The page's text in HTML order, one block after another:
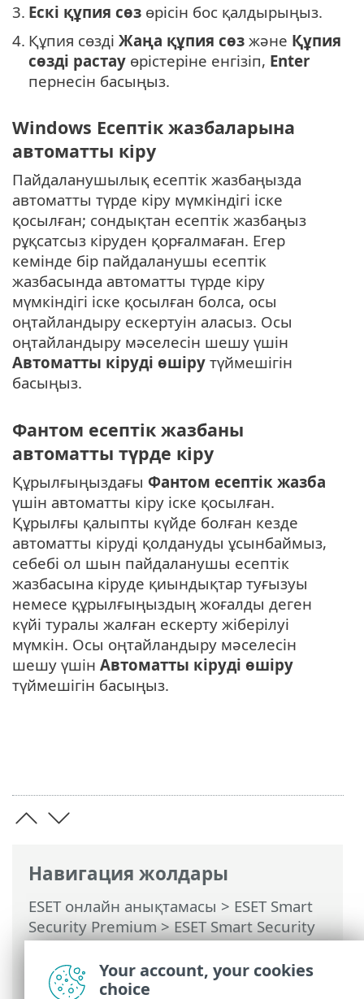
Навигация жолдары
ESET онлайн анықтамасы > ESET Smart
Security Premium>ESET Smart Security
Premium Бағдарламасымен жұмыс істеу
Реттеу >Қауіпсіздік құралдары> Anti-
Theft
3. Ескі құпия сөз өрісін бос қалдырыңыз.
4. Құпия сөзді Жаңа құпия сөз және Құпия
сөзді растау өрістеріне енгізіп, Enter
пернесін басыңыз.
Windows Есептік жазбаларына
автоматты кіру
Пайдаланушылық есептік жазбаңызда
автоматты түрде кіру мүмкіндігі іске
қосылған; сондықтан есептік жазбаңыз
рұқсатсыз кіруден қорғалмаған. Егер
кемінде бір пайдаланушы есептік
жазбасында автоматты түрде кіру
мүмкіндігі іске қосылған болса, осы
оңтайландыру ескертуін аласыз. Осы
оңтайландыру мәселесін шешу үшін
Автоматты кіруді өшіру түймешігін
басыңыз.
Фантом есептік жазбаны
автоматты түрде кіру
Құрылғыңыздағы Фантом есептік жазба
үшін автоматты кіру іске қосылған.
Құрылғы қалыпты күйде болған кезде
автоматты кіруді қолдануды ұсынбаймыз,
себебі ол шын пайдаланушы есептік
жазбасына кіруде қиындықтар туғызуы
немесе құрылғыңыздың жоғалды деген
күйі туралы жалған ескерту жіберілуі
мүмкін. Осы оңтайландыру мәселесін
шешу үшін Автоматты кіруді өшіру
түймешігін басыңыз.
Your account, your cookies
choice